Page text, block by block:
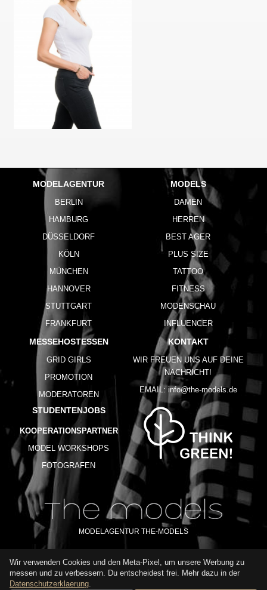
MODELAGENTUR
BERLIN
HAMBURG
DÜSSELDORF
KÖLN
MÜNCHEN
HANNOVER
STUTTGART
FRANKFURT
MODELS
DAMEN
HERREN
BEST AGER
PLUS SIZE
TATTOO
FITNESS
MODENSCHAU
INFLUENCER
MESSEHOSTESSEN
GRID GIRLS
PROMOTION
MODERATOREN
STUDENTENJOBS
KOOPERATIONSPARTNER
MODEL WORKSHOPS
FOTOGRAFEN
KONTAKT
WIR FREUEN UNS AUF DEINE
NACHRICHT!
EMAIL: info@the-models.de
MODELAGENTUR THE-MODELS
IMPRESSUM AGB DATENSCHUTZ
NUTZUNGSBEDINGUNGEN
Wir verwenden Cookies und den Meta-Pixel, um unsere Werbung zu
messen und zu verbessern. Du entscheidest frei. Mehr dazu in der
Datenschutzerklaerung.